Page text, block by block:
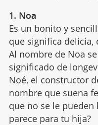
1. Noa
Es un bonito y
que significa delicia,
Al nombre de Noa
significado de
Noé, el constructor
nombre que suena
que no se le
parece para tu hija?